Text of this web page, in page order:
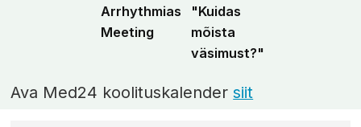
Arrhythmias
Meeting
"Kuidas
mõista
väsimust?"
Ava Med24 koolituskalendersiit